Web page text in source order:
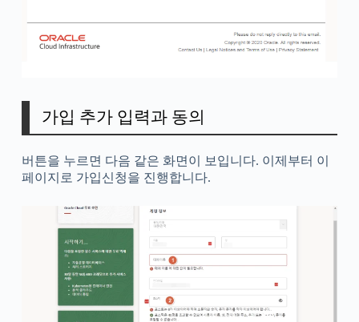
가입 추가 입력과 동의
버튼을 누르면 다음 같은 화면이 보입니다. 이제부터 이
페이지로 가입신청을 진행합니다.